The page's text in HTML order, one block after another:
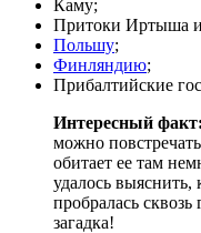
Каму;
Притоки Иртыша
Польшу;
Финляндию;
Прибалтийские
Интересный факт:
можно
обитает ее там
удалось выяснить,
пробралась
загадка!